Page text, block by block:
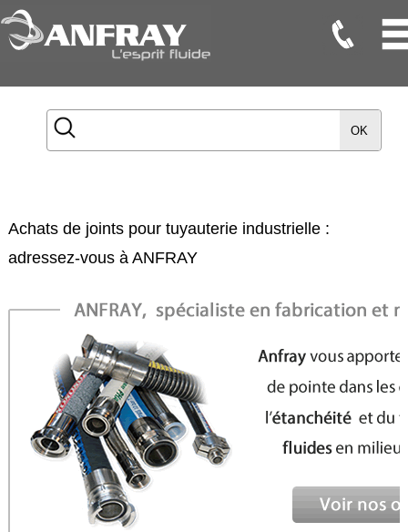
Flexibles
Onduleux
Accessoires
Maintenance
Etanchéité
Feuilles
/
Plaques
OK
Achats de joints pour tuyauterie industrielle :
adressez-vous à ANFRAY